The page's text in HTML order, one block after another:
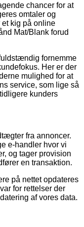
chancer for at
omtaler og
et kig på online
Mat/Blank forud
fornemme
Her er der
mulighed for at
service, som lige så
kunders
fra annoncer.
e-handler hvor vi
og tager provision
en transaktion.
på nettet opdateres
for rettelser der
af vores data.